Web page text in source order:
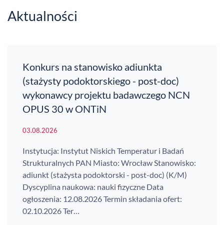
Aktualności
Konkurs na stanowisko adiunkta
(stażysty podoktorskiego - post-doc)
wykonawcy projektu badawczego NCN
OPUS 30 w ONTiN
03.08.2026
Instytucja: Instytut Niskich Temperatur i Badań
Strukturalnych PAN Miasto: Wrocław Stanowisko:
adiunkt (stażysta podoktorski - post-doc) (K/M)
Dyscyplina naukowa: nauki fizyczne Data
ogłoszenia: 12.08.2026 Termin składania ofert:
02.10.2026 Ter…